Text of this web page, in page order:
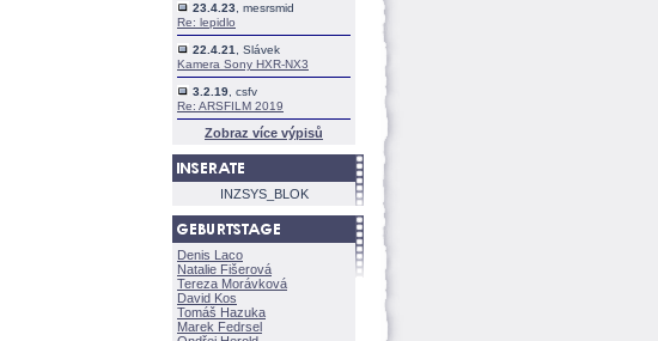
23.4.23 , mesrsmid
Re: lepidlo
22.4.21
, Slávek
Kamera Sony HXR-NX3
3.2.19 , csfv
Re: ARSFILM 2019
Zobraz více výpisů
INZSYS_BLOK
Denis Laco
Natalie Fišerov
Tereza Morávkov
David Kos
Tomáš Hazuka
Marek Fedrsel